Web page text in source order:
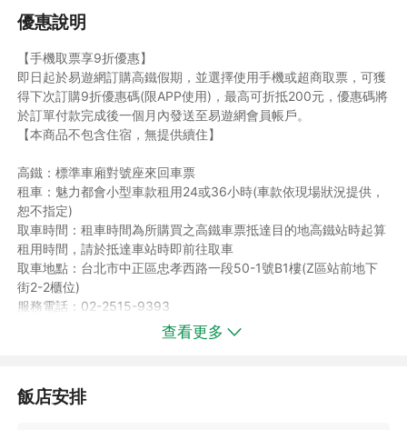
優惠說明
【手機取票享9折優惠】
即日起於易遊網訂購高鐵假期，並選擇使用手機或超商取票，可獲
得下次訂購9折優惠碼(限APP使用)，最高可折抵200元，優惠碼將
於訂單付款完成後一個月內發送至易遊網會員帳戶。
【本商品不包含住宿，無提供續住】
高鐵：標準車廂對號座來回車票
租車：魅力都會小型車款租用24或36小時(車款依現場狀況提供，
恕不指定)
取車時間：租車時間為所購買之高鐵車票抵達目的地高鐵站時起算
租用時間，請於抵達車站時即前往取車
取車地點：台北市中正區忠孝西路一段50-1號B1樓(Z區站前地下
街2-2櫃位)
服務電話：02-2515-9393
租車門市營業時間：08:30am~21:30pm
◆另有提供36HR租車，價格請洽客服人員；如需36HR以上，請
準，若額滿，此項費用將全額退還。
查看更多
飯店安排